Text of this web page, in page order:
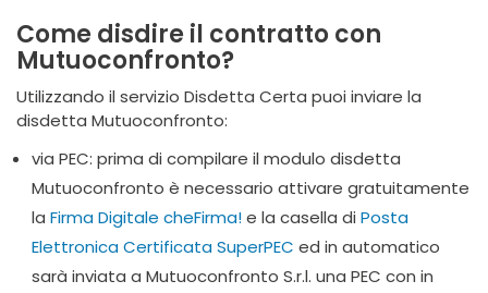
Come disdire il contratto con
Mutuoconfronto?
Utilizzando il servizio Disdetta Certa puoi inviare la
disdetta Mutuoconfronto:
via PEC: prima di compilare il modulo disdetta
Mutuoconfronto è necessario attivare gratuitamente
la Firma Digitale cheFirma!e la casella di Posta
Elettronica Certificata SuperPEC ed in automatico
sarà inviata a Mutuoconfronto S.r.l. una PEC con in